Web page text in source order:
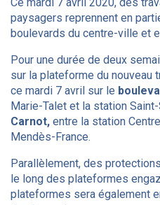
paysagers reprennent en
boulevards du centre-ville et
Pour une durée de deux
sur la plateforme du nouveau
ce mardi 7 avril sur le
Marie-Talet et la station
Carnot, entre la station
Mendès-France.
Parallèlement, des
le long des plateformes
plateformes sera également